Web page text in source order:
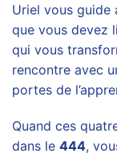
Uriel vous guide
que vous devez
qui vous
rencontre avec
portes de
Quand ces
dans le 444,